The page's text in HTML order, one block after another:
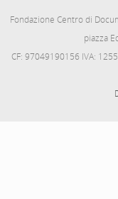
Fondazione Centro di
piazza
CF: 97049190156 IVA: